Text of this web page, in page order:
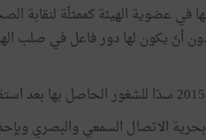
عضوية الهيئة كممثلّة لنقابة
أنّ يكون لها دور فاعل في صلب
من المرسوم 116 المتعلّق بحرية الاتصال